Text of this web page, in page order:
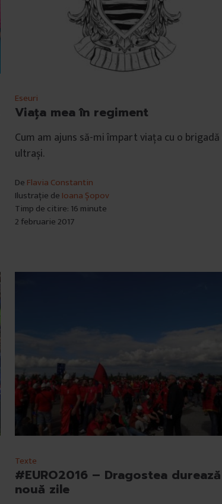
Eseuri
Viaţa mea în regiment
Cum am ajuns să-mi împart viața cu o
ultrași.
De Flavia Constantin
Ilustrație de Ioana Șopov
Timp de citire: 16 minute
2 februarie 2017
Texte
#EURO2016 – Dragostea durează
nouă zile